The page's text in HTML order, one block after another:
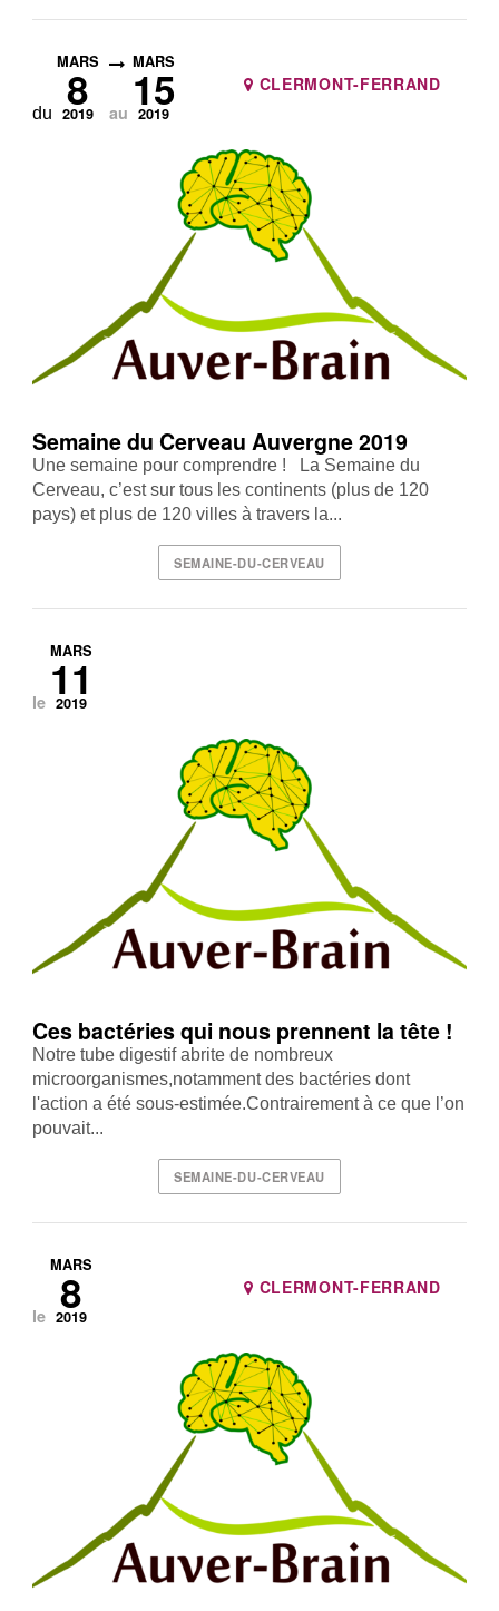
CLERMONT-FERRAND
du
MARS
8
2019 au
MARS
15
2019
Semaine du Cerveau Auvergne 2019
Une semaine pour comprendre ! La Semaine du
Cerveau, c’est sur tous les continents (plus de 120
pays) et plus de 120 villes à travers la...
SEMAINE-DU-CERVEAU
le
MARS
11
2019
Ces bactéries qui nous prennent la tête !
Notre tube digestif abrite de nombreux
microorganismes,notamment des bactéries dont
l'action a été sous-estimée.Contrairement à ce que l’on
pouvait...
SEMAINE-DU-CERVEAU
CLERMONT-FERRAND
le
MARS
8
2019